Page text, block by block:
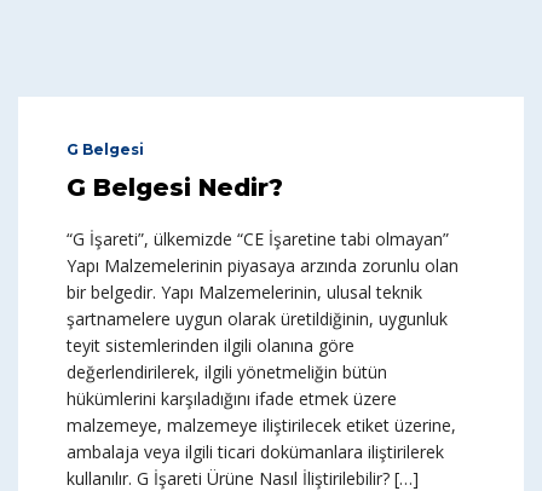
G Belgesi
G Belgesi Nedir?
“G İşareti”, ülkemizde “CE İşaretine tabi olmayan”
Yapı Malzemelerinin piyasaya arzında zorunlu olan
bir belgedir. Yapı Malzemelerinin, ulusal teknik
şartnamelere uygun olarak üretildiğinin, uygunluk
teyit sistemlerinden ilgili olanına göre
değerlendirilerek, ilgili yönetmeliğin bütün
hükümlerini karşıladığını ifade etmek üzere
malzemeye, malzemeye iliştirilecek etiket üzerine,
ambalaja veya ilgili ticari dokümanlara iliştirilerek
kullanılır. G İşareti Ürüne Nasıl İliştirilebilir? […]